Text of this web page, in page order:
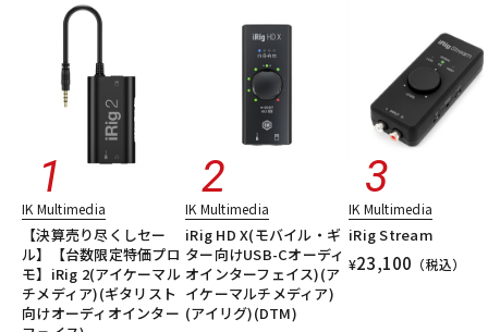
IK Multimedia
【決算売り尽くしセー
ル】【台数限定特価プロ
モ】iRig 2(アイケーマル
チメディア)(ギタリスト
向けオーディオインター
IK Multimedia
iRig HD X(モバイル・ギ
ター向けUSB-Cオーディ
オインターフェイス)(ア
イケーマルチメディア)
(アイリグ)(DTM)
IK Multimedia
iRig Stream
¥23,100 （税込）